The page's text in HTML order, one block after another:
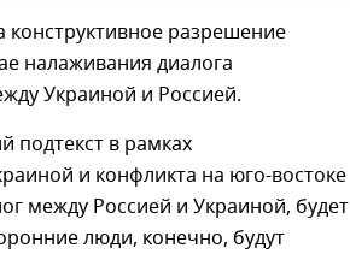
разрешение
налаживания диалога
Украиной и Россией.
подтекст в рамках
и конфликта на юго-востоке
между Россией и Украиной, будет
люди, конечно, будут